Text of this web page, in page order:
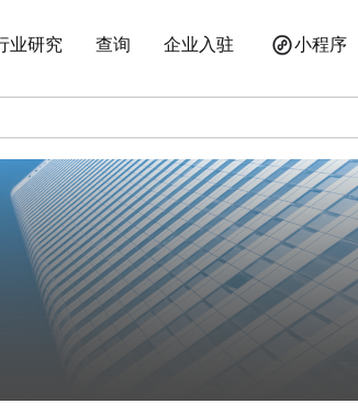
业研究 查询 企业入驻 小程序